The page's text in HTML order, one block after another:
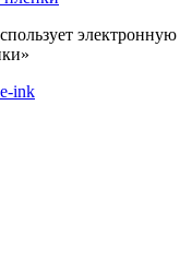
электронную
e-ink